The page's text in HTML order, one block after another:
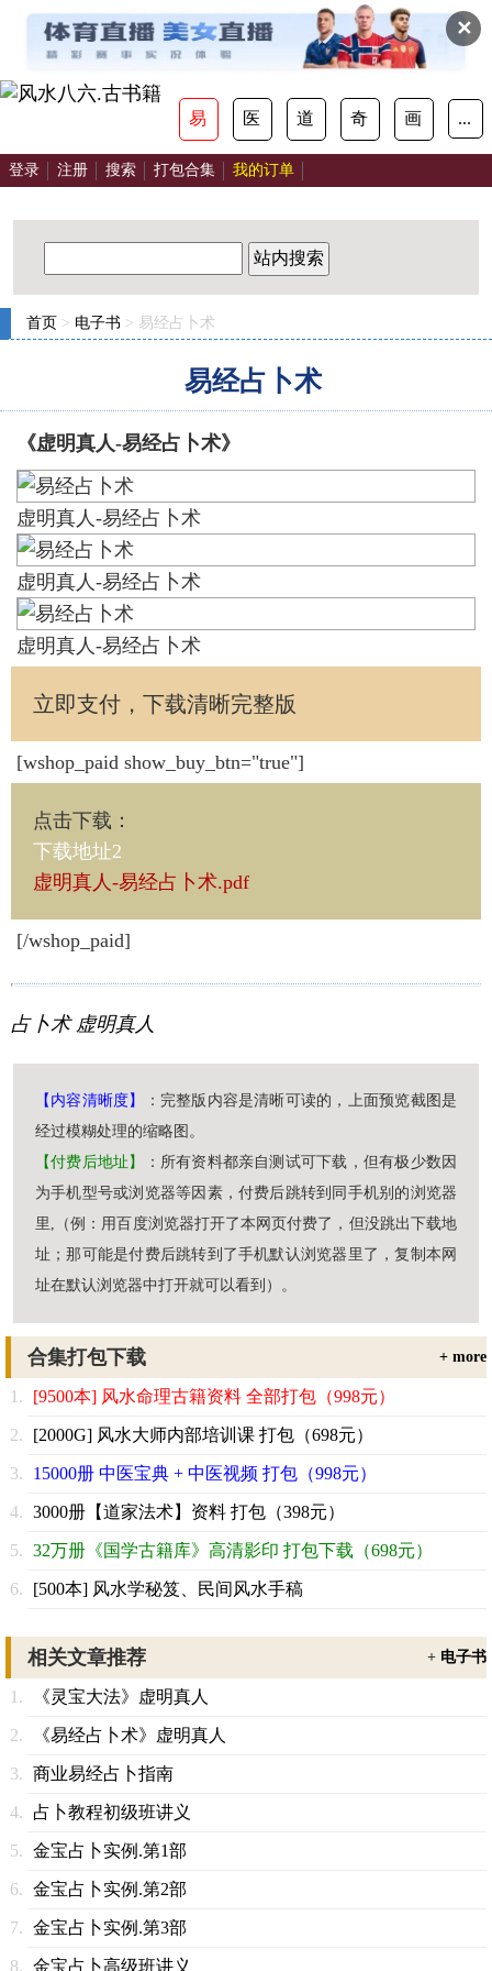
✕
易 医 道 奇 画 ...
登录 注册 搜索 打包合集 我的订单
站内搜索
首页 > 电子书 > 易经占卜术
易经占卜术
《虚明真人-易经占卜术》
虚明真人-易经占卜术
虚明真人-易经占卜术
虚明真人-易经占卜术
立即支付，下载清晰完整版
[wshop_paid show_buy_btn="true"]
点击下载 ：
下载地址2
虚明真人-易经占卜术.pdf
[/wshop_paid]
占卜术 虚明真人
【内容清晰度】
：完整版内容是清晰可读的，上面预览截图是
经过模糊处理的缩略图。
【付费后地址】
：所有资料都亲自测试可下载，但有极少数因
为手机型号或浏览器等因素，付费后跳转到同手机别的浏览器
里,（例：用百度浏览器打开了本网页付费了，但没跳出下载地
址；那可能是付费后跳转到了手机默认浏览器里了，复制本网
址在默认浏览器中打开就可以看到）。
合集打包下载 + more
[9500本] 风水命理古籍资料 全部打包（998元）
[2000G] 风水大师内部培训课 打包（698元）
15000册 中医宝典 + 中医视频 打包（998元）
3000册【道家法术】资料 打包（398元）
32万册《国学古籍库》高清影印 打包下载（698元）
[500本] 风水学秘笈、民间风水手稿
相关文章推荐 + 电子书
《灵宝大法》虚明真人
《易经占卜术》虚明真人
商业易经占卜指南
占卜教程初级班讲义
金宝占卜实例.第1部
金宝占卜实例.第2部
金宝占卜实例.第3部
金宝占卜高级班讲义